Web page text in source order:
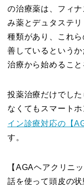
の治療薬は、フィ
み薬とデュタステ
種類があり、これ
善しているという
治療から始めること
投薬治療だけでし
なくてもスマート
イン診療対応の【
す。
【AGAヘアクリニ
話を使って頭皮の